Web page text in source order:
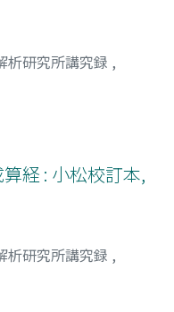
析研究所講究録 ,
ブロウ
経 : 小松校訂本,
析研究所講究録 ,